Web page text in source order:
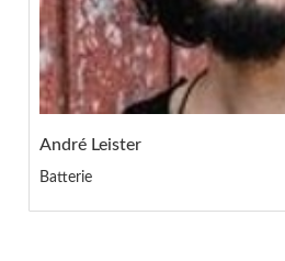
André Leister
Batterie